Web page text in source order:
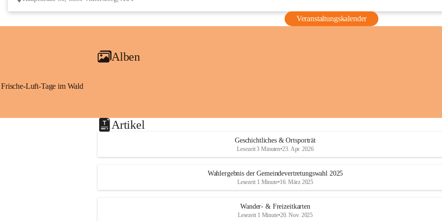
Veranstaltungskalender
Alben
Frische-Luft-Tage im Wald
Artikel
Geschichtliches & Ortsporträt
Lesezeit 3 Minuten•23. Apr. 2026
Wahlergebnis der Gemeindevertretungswahl 2025
Lesezeit 1 Minute•16. März 2025
Wander- & Freizeitkarten
Lesezeit 1 Minute•20. Nov. 2025